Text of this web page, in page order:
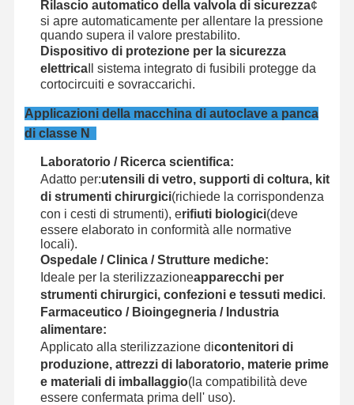
Rilascio automatico della valvola di sicurezza¢
si apre automaticamente per allentare la pressione
quando supera il valore prestabilito.
Dispositivo di protezione per la sicurezza
elettricaIl sistema integrato di fusibili protegge da
cortocircuiti e sovraccarichi.
Applicazioni della macchina di autoclave a panca
di classe N
Laboratorio / Ricerca scientifica:
Adatto per:utensili di vetro, supporti di coltura, kit
di strumenti chirurgici(richiede la corrispondenza
con i cesti di strumenti), erifiuti biologici(deve
essere elaborato in conformità alle normative
locali).
Ospedale / Clinica / Strutture mediche:
Ideale per la sterilizzazioneapparecchi per
strumenti chirurgici, confezioni e tessuti medici.
Farmaceutico / Bioingegneria / Industria
alimentare:
Applicato alla sterilizzazione dicontenitori di
produzione, attrezzi di laboratorio, materie prime
e materiali di imballaggio(la compatibilità deve
essere confermata prima dell' uso).